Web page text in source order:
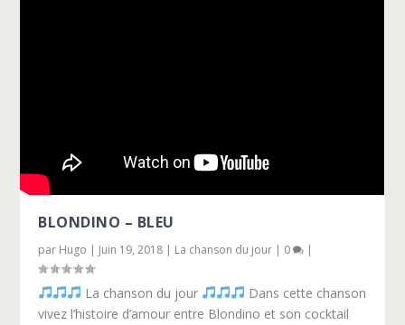
BLONDINO – BLEU
par Hugo | Juin 19, 2018 | La chanson du jour | 0 |
La chanson du jour
Dans cette chanson
vivez l’histoire d’amour entre Blondino et son cocktail